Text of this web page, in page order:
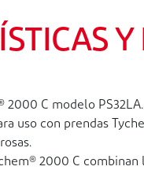
2000 C modelo
uso con prendas
2000 C